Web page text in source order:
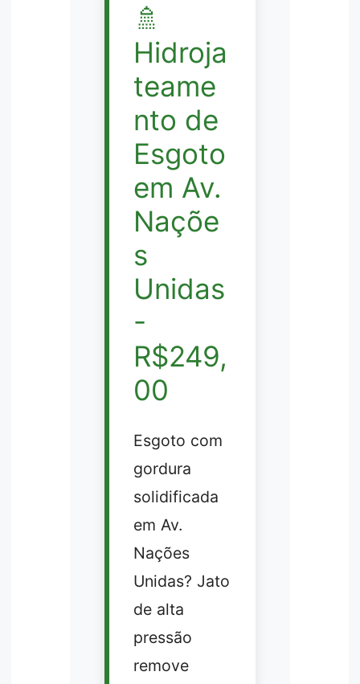
🚿
Hidroja
teame
nto de
Esgoto
em Av.
Naçõe
s
Unidas
-
R$249,
00
Esgoto com
gordura
solidificada
em Av.
Nações
Unidas? Jato
de alta
pressão
remove